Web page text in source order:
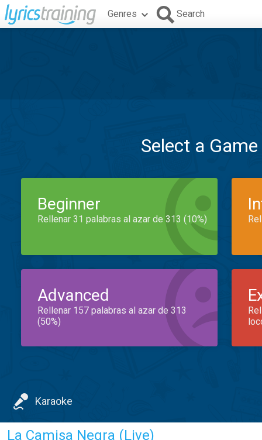
Genres Search
Select a
Beginner
Rellenar 31 palabras al azar de 313 (10%)
Advanced
Rellenar 157 palabras al azar de 313
(50%)
Karaoke
La Camisa Negra (Live)